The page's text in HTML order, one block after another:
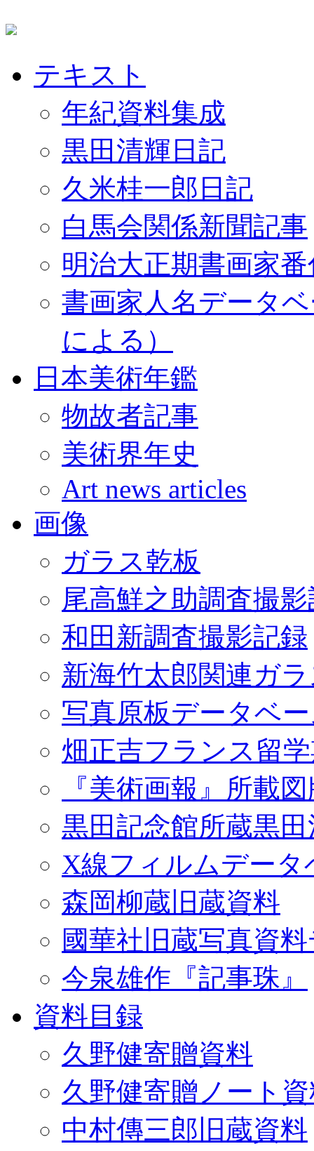
テキスト
年紀資料集成
黒田清輝日記
久米桂一郎日記
白馬会関係新聞記事
明治大正期書画家
書画家人名データ
による）
日本美術年鑑
物故者記事
美術界年史
Art news articles
画像
ガラス乾板
尾高鮮之助調査撮
和田新調査撮影記録
新海竹太郎関連ガ
写真原板データベ
畑正吉フランス留
『美術画報』所載
黒田記念館所蔵黒
X線フィルムデータ
森岡柳蔵旧蔵資料
國華社旧蔵写真資
今泉雄作『記事珠』
資料目録
久野健寄贈資料
久野健寄贈ノート
中村傳三郎旧蔵資料